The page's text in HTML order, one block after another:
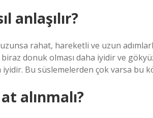
anlaşılır?
rahat, hareketli ve uzun
biraz donuk olması daha iyidir ve
iyidir. Bu süslemelerden çok varsa bu
alınmalı?